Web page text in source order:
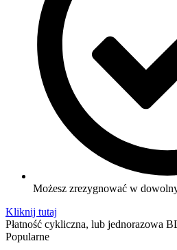
Możesz zrezygnować w
Kliknij tutaj
Płatność cykliczna, lub jednorazowa
Popularne